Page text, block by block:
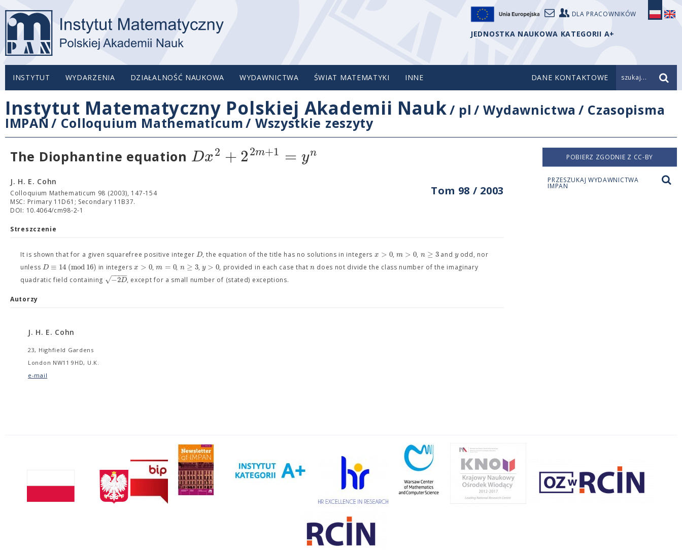
DLA PRACOWNIKÓW
JEDNOSTKA NAUKOWA KATEGORII A+
INSTYTUT WYDARZENIA DZIAŁALNOŚĆ NAUKOWA WYDAWNICTWA ŚWIAT MATEMATYKI INNE DANE KONTAKTOWE szukaj...
Instytut Matematyczny Polskiej Akademii Nauk/ pl /Wydawnictwa / Czasopisma
IMPAN / Colloquium Mathematicum/ Wszystkie zeszyty
The Diophantine equation Dx2 +22m+1 = yn
Tom 98 / 2003
J. H. E. Cohn
Colloquium Mathematicum 98 (2003), 147-154
MSC: Primary 11D61; Secondary 11B37.
DOI: 10.4064/cm98-2-1
Streszczenie
It is shown that for a given squarefree positive integer D, the equation of the title has no solutions in integers x > 0,m > 0, n ≥ 3andyodd, nor
unless D ≡ 14 (mod16) in integers x > 0,m = 0, n ≥ 3,y > 0, provided in each case thatn does not divide the class number of the imaginary
quadratic field containing
−2D
− −
−−
√ , except for a small number of (stated) exceptions.
Autorzy
J. H. E. Cohn
23, Highfield Gardens
London NW11 9HD, U.K.
e-mail
POBIERZ ZGODNIE Z CC-BY
PRZESZUKAJ WYDAWNICTWA
IMPAN